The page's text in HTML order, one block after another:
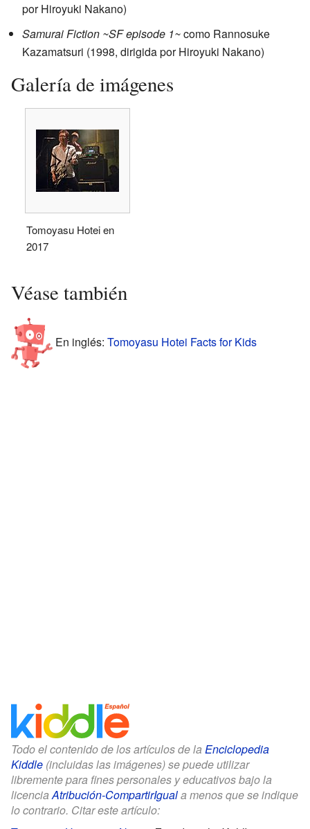
por Hiroyuki Nakano)
Samurai Fiction ~SF episode 1~como Rannosuke
Kazamatsuri (1998, dirigida por Hiroyuki Nakano)
Galería de imágenes
Tomoyasu Hotei en
2017
Véase también
En inglés: Tomoyasu Hotei Facts for Kids
Todo el contenido de los artículos de la Enciclopedia
Kiddle (incluidas las imágenes) se puede utilizar
libremente para fines personales y educativos bajo la
licenciaAtribución-CompartirIguala menos que se indique
lo contrario. Citar este artículo: